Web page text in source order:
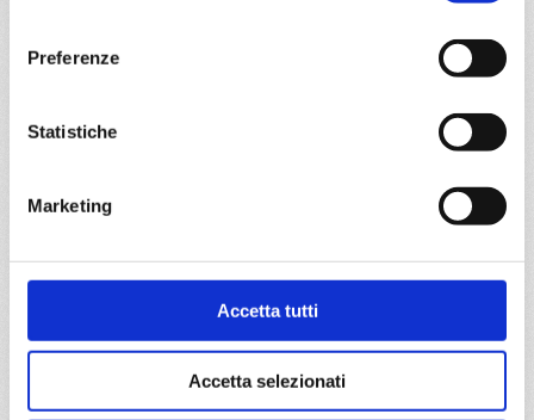
Preferenze
Statistiche
Marketing
Accetta tutti
Accetta selezionati
daGenovaconMSC Euribia